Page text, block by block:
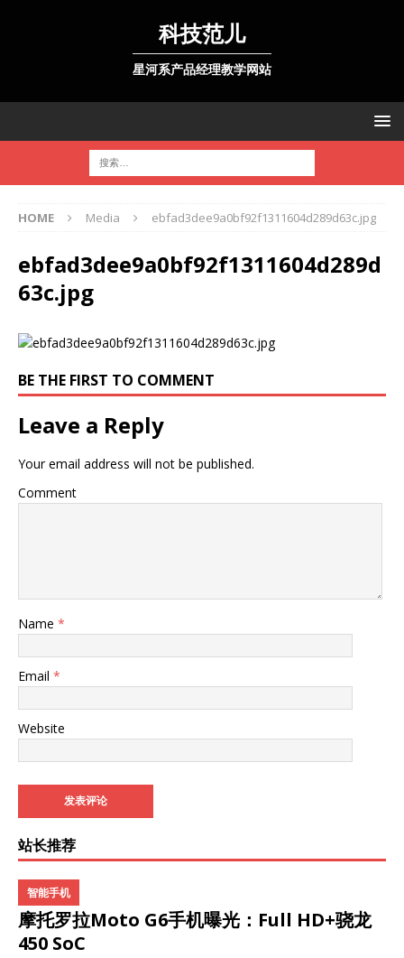
科技范儿
星河系产品经理教学网站
HOME Media ebfad3dee9a0bf92f1311604d289d63c.jpg
ebfad3dee9a0bf92f1311604d289d
63c.jpg
BE THE FIRST TO COMMENT
Leave a Reply
Your email address will not be published.
Comment
Name *
Email *
Website
站长推荐
摩托罗拉Moto G6手机曝光：Full HD+骁龙
450 SoC
智能手机